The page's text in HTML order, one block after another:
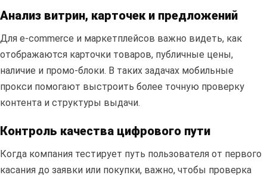
Анализ витрин, карточек и предложений
Для e-commerce и маркетплейсов важно видеть, как
отображаются карточки товаров, публичные цены,
наличие и промо-блоки. В таких задачах мобильные
прокси помогают выстроить более точную проверку
контента и структуры выдачи.
Контроль качества цифрового пути
Когда компания тестирует путь пользователя от первого
касания до заявки или покупки, важно, чтобы проверка